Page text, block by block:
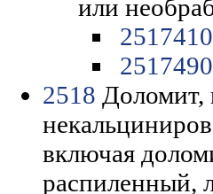
или
2518 Доломит,
включая
распиленный,